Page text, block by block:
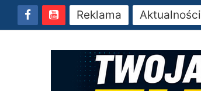
Reklama Aktualności